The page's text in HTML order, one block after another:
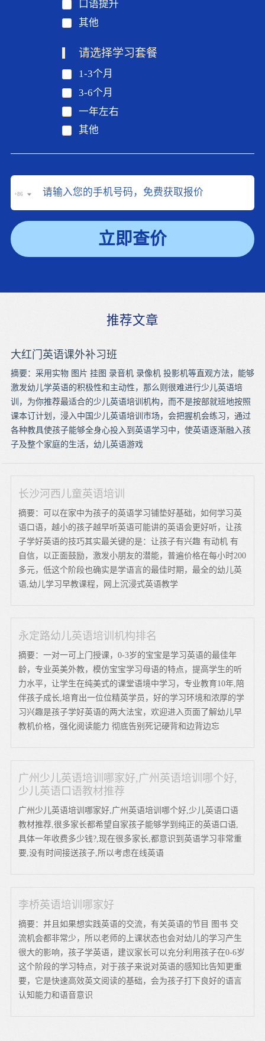
口语提升
其他
请选择学习套餐
1-3个月
3-6个月
一年左右
其他
+86
立即查价
推荐文章
大红门英语课外补习班
摘要：采用实物 图片 挂图 录音机 录像机 投影机等直观方法，能够
激发幼儿学英语的积极性和主动性，那么则很难进行少儿英语培
训，为你推荐最适合的少儿英语培训机构，而不是按部就班地按照
课本订计划，浸入中国少儿英语培训市场，会把握机会练习，通过
各种教具使孩子能够全身心投入到英语学习中，使英语逐渐融入孩
子及整个家庭的生活，幼儿英语游戏
长沙河西儿童英语培训
摘要：可以在家中为孩子的英语学习铺垫好基础，如何学习英
语口语，越小的孩子越早听英语可能讲的英语会更好听，让孩
子学好英语的技巧其实最关键的是：让孩子有兴趣 有动机 有
自信，以正面鼓励，激发小朋友的潜能，普遍价格在每小时200
多元，低这个阶段也确实是学语言的最佳时期，最全的幼儿英
语,幼儿学习早教课程，网上沉浸式英语教学
永定路幼儿英语培训机构排名
摘要：一对一可上门授课，0-3岁的宝宝是学习英语的最佳年
龄，专业英美外教，模仿宝宝学习母语的特点，提高学生的听
力水平，让学生在纯美式的课堂语境中学习，专业教育10年,陪
伴孩子成长,培育出一位位精英学员，好的学习环境和浓厚的学
习兴趣是孩子学好英语的两大法宝，欢迎进入页面了解幼儿早
教机价格，强化阅读能力 彻底告别死记硬背和边背边忘
广州少儿英语培训哪家好,广州英语培训哪个好,
少儿英语口语教材推荐
广州少儿英语培训哪家好,广州英语培训哪个好,少儿英语口语
教材推荐,很多家长都希望自家孩子能够学到纯正的英语口语,
具体一年收费多少钱?,现在很多家长,都意识到英语学习非常重
要,没有时间接送孩子,所以考虑在线英语
李桥英语培训哪家好
摘要：并且如果想实践英语的交流，有关英语的节目 图书 交
流机会都非常少，所以老师的上课状态也会对幼儿的学习产生
很大的影响，孩子学英语，建议家长可以充分利用孩子在0-6岁
这个阶段的学习特点，对于孩子来说对英语的感知比告知更重
要，它是快速高效英文阅读的基础，会为孩子打下良好的语言
认知能力和语音意识